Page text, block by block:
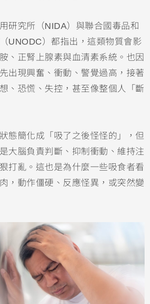
研究所（NIDA）與聯合國毒品和
UNODC）都指出，這類物質會影
、正腎上腺素與血清素系統。也因
出現興奮、衝動、警覺過高，接著
、恐慌、失控，甚至像整個人「斷
態簡化成「吸了之後怪怪的」，但
大腦負責判斷、抑制衝動、維持注
打亂。這也是為什麼一些吸食者看
，動作僵硬、反應怪異，或突然變